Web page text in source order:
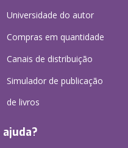
Universidade do autor
Compras em quantidade
Canais de distribuição
Simulador de publicação
de livros